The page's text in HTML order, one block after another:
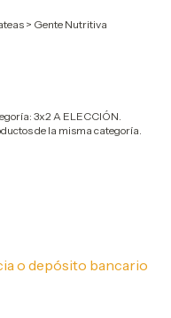
> Gente Nutritiva
3x2 A ELECCIÓN.
de la misma categoría.
o depósito bancario